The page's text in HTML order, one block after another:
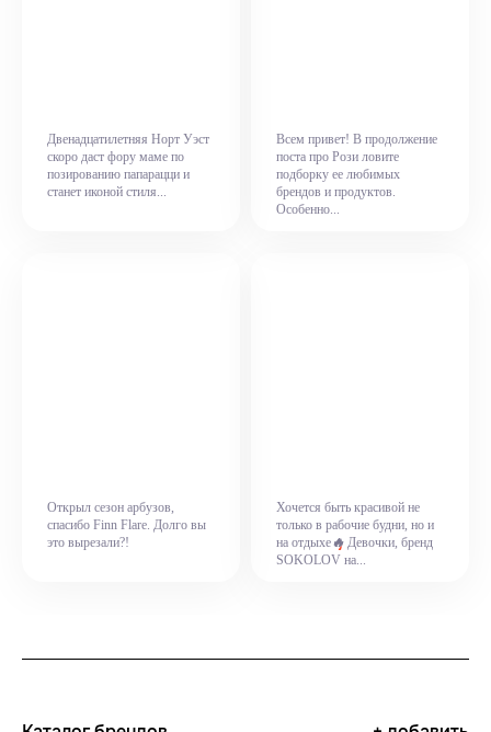
Двенадцатилетняя Норт Уэст
скоро даст фору маме по
позированию папарацци и
станет иконой стиля...
Всем привет! В продолжение
поста про Рози ловите
подборку ее любимых
брендов и продуктов.
Особенно...
Открыл сезон арбузов,
спасибо Finn Flare. Долго вы
это вырезали?!
Хочется быть красивой не
только в рабочие будни, но и
на отдыхе🔥 Девочки, бренд
SOKOLOV на...